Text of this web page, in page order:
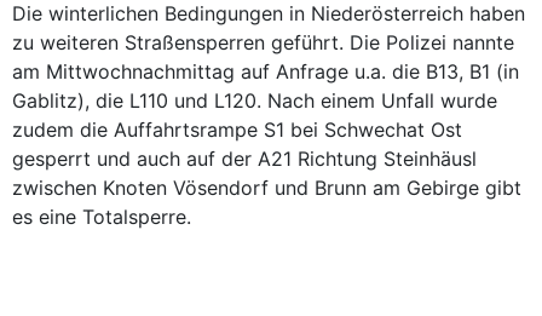
Die winterlichen Bedingungen in Niederösterreich haben
zu weiteren Straßensperren geführt. Die Polizei nannte
am Mittwochnachmittag auf Anfrage u.a. die B13, B1 (in
Gablitz), die L110 und L120. Nach einem Unfall wurde
zudem die Auffahrtsrampe S1 bei Schwechat Ost
gesperrt und auch auf der A21 Richtung Steinhäusl
zwischen Knoten Vösendorf und Brunn am Gebirge gibt
es eine Totalsperre.